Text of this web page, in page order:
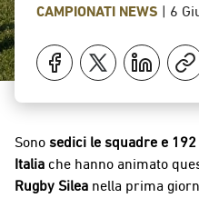
CAMPIONATI NEWS | 6
Sono sedici le squadre e
Italia che hanno animato
Rugby Silea nella prima